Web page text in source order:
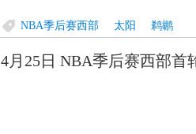
NBA季后赛西部 太阳 鹈鹕
4月25日 NBA季后赛西部首